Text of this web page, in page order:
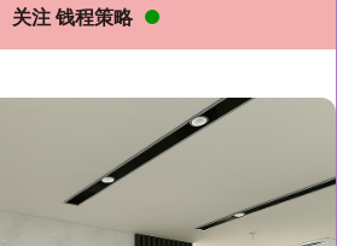
关注 钱程策略